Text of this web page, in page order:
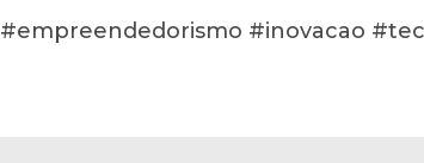
#empreendedorismo #inovacao